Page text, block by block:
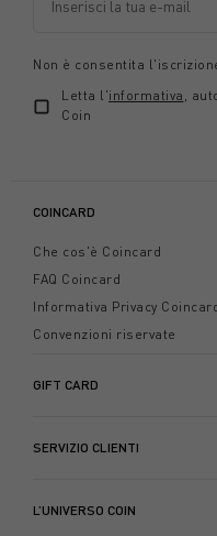
Non è consentita
Letta l'informativa ,
Coin
COINCARD
Che cos'è Coincard
FAQ Coincard
Informativa Privacy
Convenzioni riservate
GIFT CARD
SERVIZIO CLIENTI
L’UNIVERSO COIN